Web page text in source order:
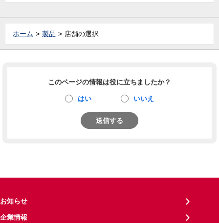
ホーム 製品 店舗の選択
このページの情報は役に立ちましたか？
はい いいえ
送信する
お知らせ
企業情報